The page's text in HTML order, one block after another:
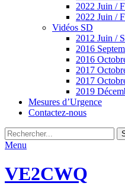
2022 Juin /
2022 Juin /
Vidéos SD
2012 Juin /
2016
2016
2017
2017
2019
Mesures d’Urgence
Contactez-nous
Rechercher
Recherche
pour
Menu
VE2CWQ